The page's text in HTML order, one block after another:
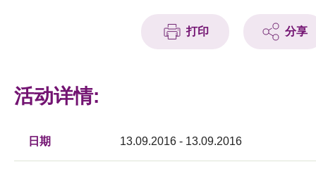
会籍
打印 分享
活动详情:
日期 13.09.2016 - 13.09.2016